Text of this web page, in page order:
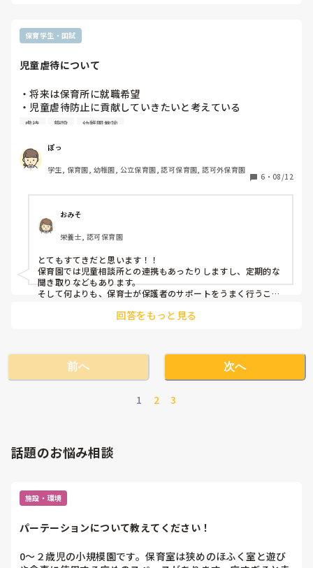
保育学生・国試
児童虐待について
・将来は保育所に就職希望
・児童虐待防止に貢献していきたいと考えている
と問われることはありますでしょうか。
→早期発見・早期対応に努めたい
→日々の丁寧な保育が深刻化を予防できると考えている
現地点では上記のようなことを考えています
これだと不十分ですかね、？
虐待 施設 幼稚園教諭
ぽっ
学生, 保育園, 幼稚園, 公立保育園, 認可保育園, 認可外保育園
6 ・ 08/12
おみそ
栄養士, 認可保育園
とてもすてきだと思います！！
保育園では児童相談所との連携もあったりしますし、定期的な
聞き取りなどもあります。
そして何よりも、保育士が保護者のサポートをうまく行うこと
すてきな夢に向かって頑張って下さい！応援しています☺️
回答をもっと見る
前へ
1 2 3
次へ
話題のお悩み相談
施設・環境
パーテーションについて教えてください！
0〜２歳児の小規模園です。保育室は狭めのほふく室と遊び